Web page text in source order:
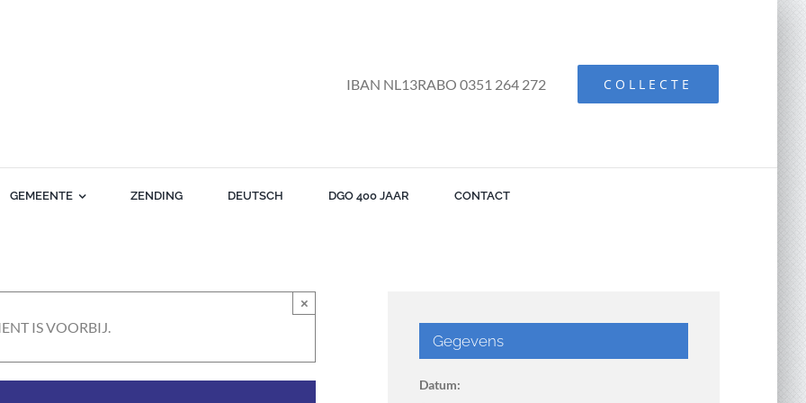
IBAN NL13RABO 0351 264 272
COLLECTE
GEMEENTE ZENDING DEUTSCH DGO 400 JAAR CONTACT
IS VOORBIJ.
×
Gegevens
Datum: